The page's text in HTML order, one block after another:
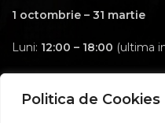
Politica de Cookies
1 octombrie – 31 martie
Luni: 12:00 – 18:00 (ultima